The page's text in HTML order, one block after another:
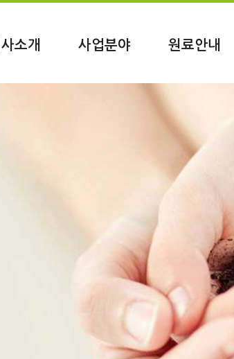
소개 사업분야 원료안내